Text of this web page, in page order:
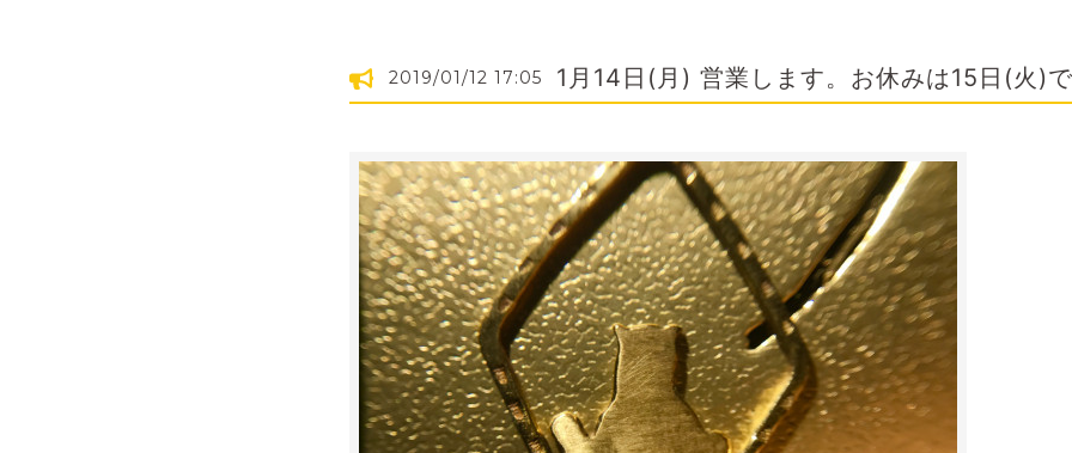
2019/01/12 17:05 1月14日(月) 営業します。お休みは15日(火)